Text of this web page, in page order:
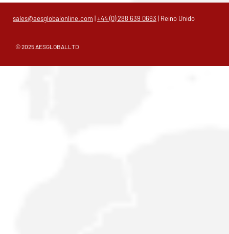
sales@aesglobalonline.com |+44 (0) 288 639 0693 | Reino Unido
© 2025 AESGLOBALLTD